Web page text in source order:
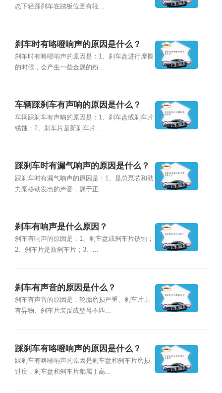
态下轻踩刹车在踏板位置有轻...
刹车时有咯噔响声的原因是什么？
刹车时有咯噔响声的原因是：1、刹车盘进行摩擦
的时候，会产生一些金属的粉...
车辆踩刹车有声响的原因是什么？
车辆踩刹车有声响的原因是：1、刹车盘或刹车片
锈蚀；2、刹车片是新刹车片...
踩刹车时有漏气响声的原因是什么？
踩刹车时有漏气响声的原因是：1、是总泵芯和助
力泵移动发出的声音，属于正...
刹车有响声是什么原因？
刹车有响声的原因是：1、刹车盘或刹车片锈蚀；
2、刹车片是新刹车片；3、...
刹车有声音的原因是什么？
刹车有声音的原因是：轮胎磨损严重、刹车片上
有异物、刹车片装反或型号不匹...
踩刹车有咯噔响声的原因是什么？
踩刹车有咯噔响声的原因是刹车盘和刹车片磨损
过度，刹车盘和刹车片都属于高...